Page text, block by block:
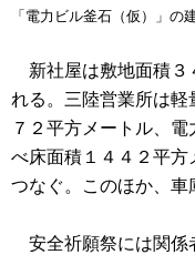
「電力ビル釜石（仮）」の
新社屋は敷地面積３
れる。三陸営業所は軽
７２平方メートル、
べ床面積１４４２平
つなぐ。このほか、車
安全祈願祭には関係